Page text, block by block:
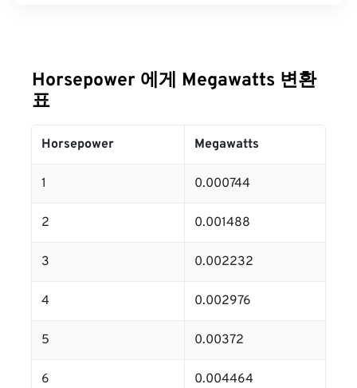
Horsepower 에게 Megawatts 변환
표
Horsepower Megawatts
1 0.000744
2 0.001488
3 0.002232
4 0.002976
5 0.00372
6 0.004464